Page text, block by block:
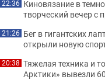
22:36 Киновязание в
творческий вечер с
21:26 Бег в гигантских
открыли новую
20:38 Тяжелая техника и
Арктики» вывезли